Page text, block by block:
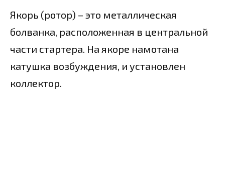
Якорь (ротор) – это металлическая
болванка, расположенная в центральной
части стартера. На якоре намотана
катушка возбуждения, и установлен
коллектор.